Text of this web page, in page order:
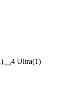
) 4 Ultra(1)